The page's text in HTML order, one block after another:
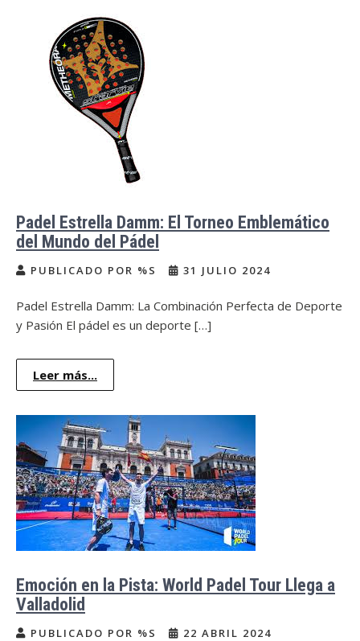
Padel Estrella Damm: El Torneo Emblemático
del Mundo del Pádel
PUBLICADO POR %S 31 JULIO 2024
Padel Estrella Damm: La Combinación Perfecta de Deporte
y Pasión El pádel es un deporte […]
Leer más...
Emoción en la Pista: World Padel Tour Llega a
Valladolid
PUBLICADO POR %S 22 ABRIL 2024